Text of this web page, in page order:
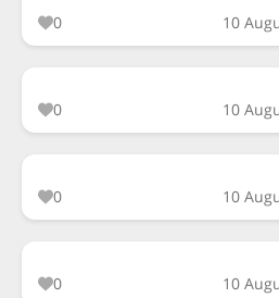
0
10
0 10
0 10
0 10